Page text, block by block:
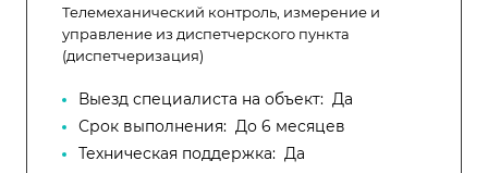
Телемеханический контроль, измерение и
управление из диспетчерского пункта
(диспетчеризация)
Выезд специалиста на объект: Да
Срок выполнения: До 6 месяцев
Техническая поддержка: Да